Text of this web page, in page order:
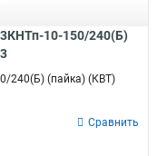
10-150/240(Б)
240(Б) (пайка) (КВТ)
Сравнить